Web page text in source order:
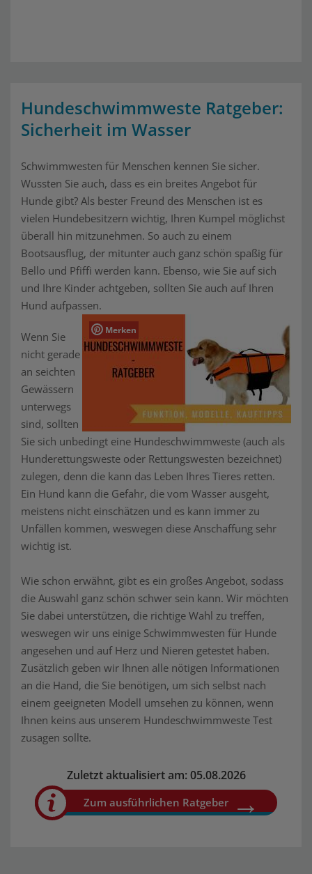
Hundeschwimmweste Ratgeber:
Sicherheit im Wasser
Schwimmwesten für Menschen kennen Sie sicher.
Wussten Sie auch, dass es ein breites Angebot für
Hunde gibt? Als bester Freund des Menschen ist es
vielen Hundebesitzern wichtig, Ihren Kumpel möglichst
überall hin mitzunehmen. So auch zu einem
Bootsausflug, der mitunter auch ganz schön spaßig für
Bello und Pfiffi werden kann. Ebenso, wie Sie auf sich
und Ihre Kinder achtgeben, sollten Sie auch auf Ihren
Hund aufpassen.
Merken
Wenn Sie
nicht gerade
an seichten
Gewässern
unterwegs
sind, sollten
Sie sich unbedingt eine Hundeschwimmweste (auch als
Hunderettungsweste oder Rettungswesten bezeichnet)
zulegen, denn die kann das Leben Ihres Tieres retten.
Ein Hund kann die Gefahr, die vom Wasser ausgeht,
meistens nicht einschätzen und es kann immer zu
Unfällen kommen, weswegen diese Anschaffung sehr
wichtig ist.
Wie schon erwähnt, gibt es ein großes Angebot, sodass
die Auswahl ganz schön schwer sein kann. Wir möchten
Sie dabei unterstützen, die richtige Wahl zu treffen,
weswegen wir uns einige Schwimmwesten für Hunde
angesehen und auf Herz und Nieren getestet haben.
Zusätzlich geben wir Ihnen alle nötigen Informationen
an die Hand, die Sie benötigen, um sich selbst nach
einem geeigneten Modell umsehen zu können, wenn
Ihnen keins aus unserem Hundeschwimmweste Test
zusagen sollte.
Zuletzt aktualisiert am: 05.08.2026
Zum ausführlichen Ratgeber